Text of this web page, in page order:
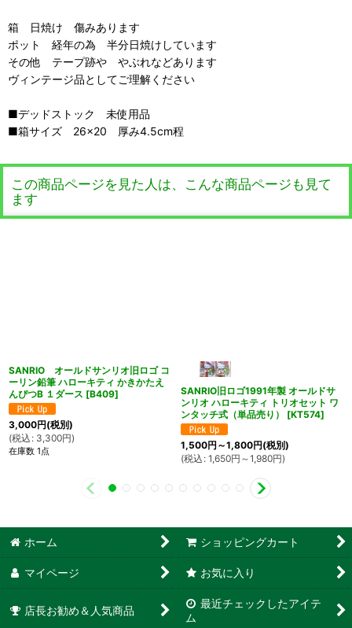
箱 日焼け 傷みあります
ポット 経年の為 半分日焼けしています
その他 テープ跡や やぶれなどあります
ヴィンテージ品としてご理解ください
■デッドストック 未使用品
■箱サイズ 26×20 厚み4.5cm程
この商品ページを見た人は、こんな商品ページも見て
ます
SANRIO オールドサンリオ旧ロゴ コ
ーリン鉛筆 ハローキティ かきかたえ
んぴつB １ダース [B409]
3,000円(税別)
(税込 : 3,300円)
在庫数 1点
SANRIO旧ロゴ1991年製 オールドサ
ンリオ ハローキティ トリオセット ワ
ンタッチ式（単品売り）
[KT574]
1,500円 ～1,800円(税別)
(税込 : 1,650円 ～1,980円)
ホーム ショッピングカート
マイページ お気に入り
店長お勧め＆人気商品
最近チェックしたアイテ
ム